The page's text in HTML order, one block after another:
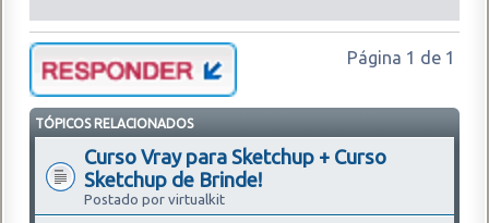
Página 1 de 1
TÓPICOS RELACIONADOS
Curso Vray para Sketchup + Curso
Sketchup de Brinde!
Postado por virtualkit